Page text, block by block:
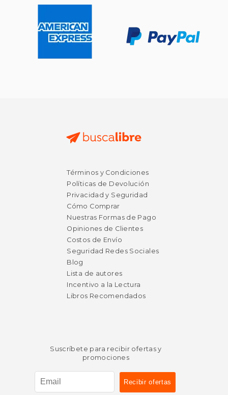
$ 21.60 dcto.
Términos y Condiciones
Políticas de Devolución
Privacidad y Seguridad
Cómo Comprar
Nuestras Formas de Pago
Opiniones de Clientes
Costos de Envío
Seguridad Redes Sociales
Blog
Lista de autores
Incentivo a la Lectura
Libros Recomendados
Suscríbete para recibir ofertas y
promociones